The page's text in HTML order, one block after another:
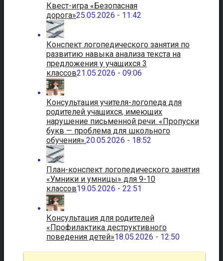
Квест-игра «Безопасная
дорога»25.05.2026 - 11:42
Конспект логопедического занятия по
развитию навыка анализа текста на
предложения у учащихся 3
классов21.05.2026 - 09:06
Консультация учителя-логопеда для
родителей учащихся, имеющих
нарушение письменной речи. «Пропуски
букв — проблема для школьного
обучения».20.05.2026 - 18:52
План-конспект логопедического занятия
«Умники и умницы» для 9-10
классов19.05.2026 - 22:51
Консультация для родителей
«Профилактика деструктивного
поведения детей»18.05.2026 - 12:50